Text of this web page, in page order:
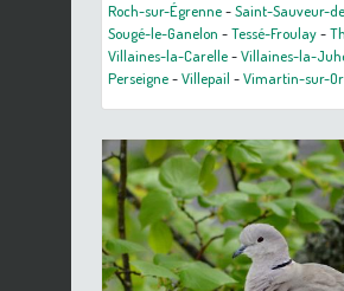
Roch-sur-Égrenne-Saint-Sauveur-
Sougé-le-Ganelon -Tessé-Froulay-
Villaines-la-Carelle-Villaines-la-
Perseigne-Villepail -Vimartin-sur-